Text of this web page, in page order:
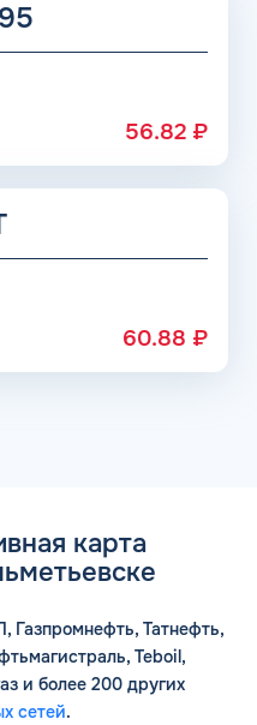
56.82 ₽
60.88 ₽
карта
Татнефть,
Teboil,
и более 200 других
сетей.